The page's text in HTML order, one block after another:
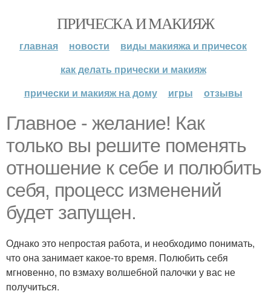
ПРИЧЕСКА И МАКИЯЖ
главная новости
виды макияжа и причесок
как делать прически и макияж
прически и макияж на дому
игры отзывы
Главное - желание! Как
только вы решите поменять
отношение к себе и полюбить
себя, процесс изменений
будет запущен.
Однако это непростая работа, и необходимо понимать,
что она занимает какое-то время. Полюбить себя
мгновенно, по взмаху волшебной палочки у вас не
получиться.